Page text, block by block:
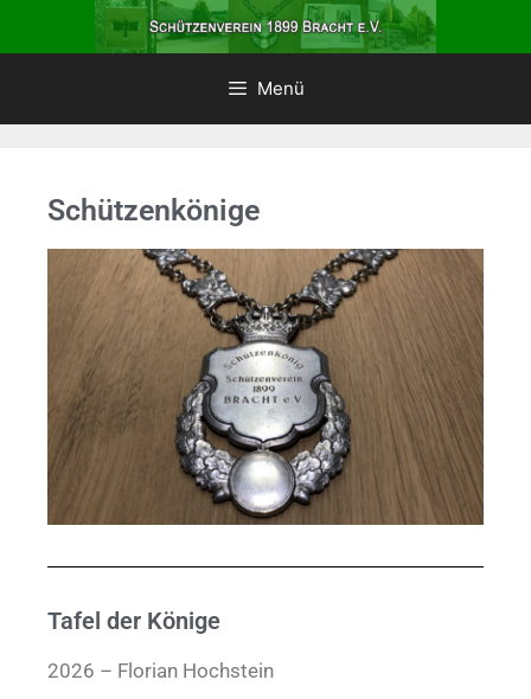
Menü
Schützenkönige
Tafel der Könige
2026 – Florian Hochstein